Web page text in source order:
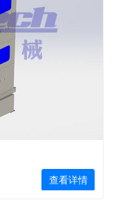
查看详情